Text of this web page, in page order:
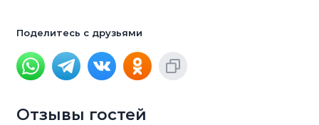
Поделитесь с друзьями
Отзывы гостей